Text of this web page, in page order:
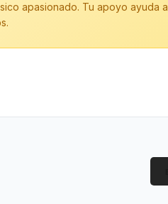
apasionado. Tu apoyo ayuda a